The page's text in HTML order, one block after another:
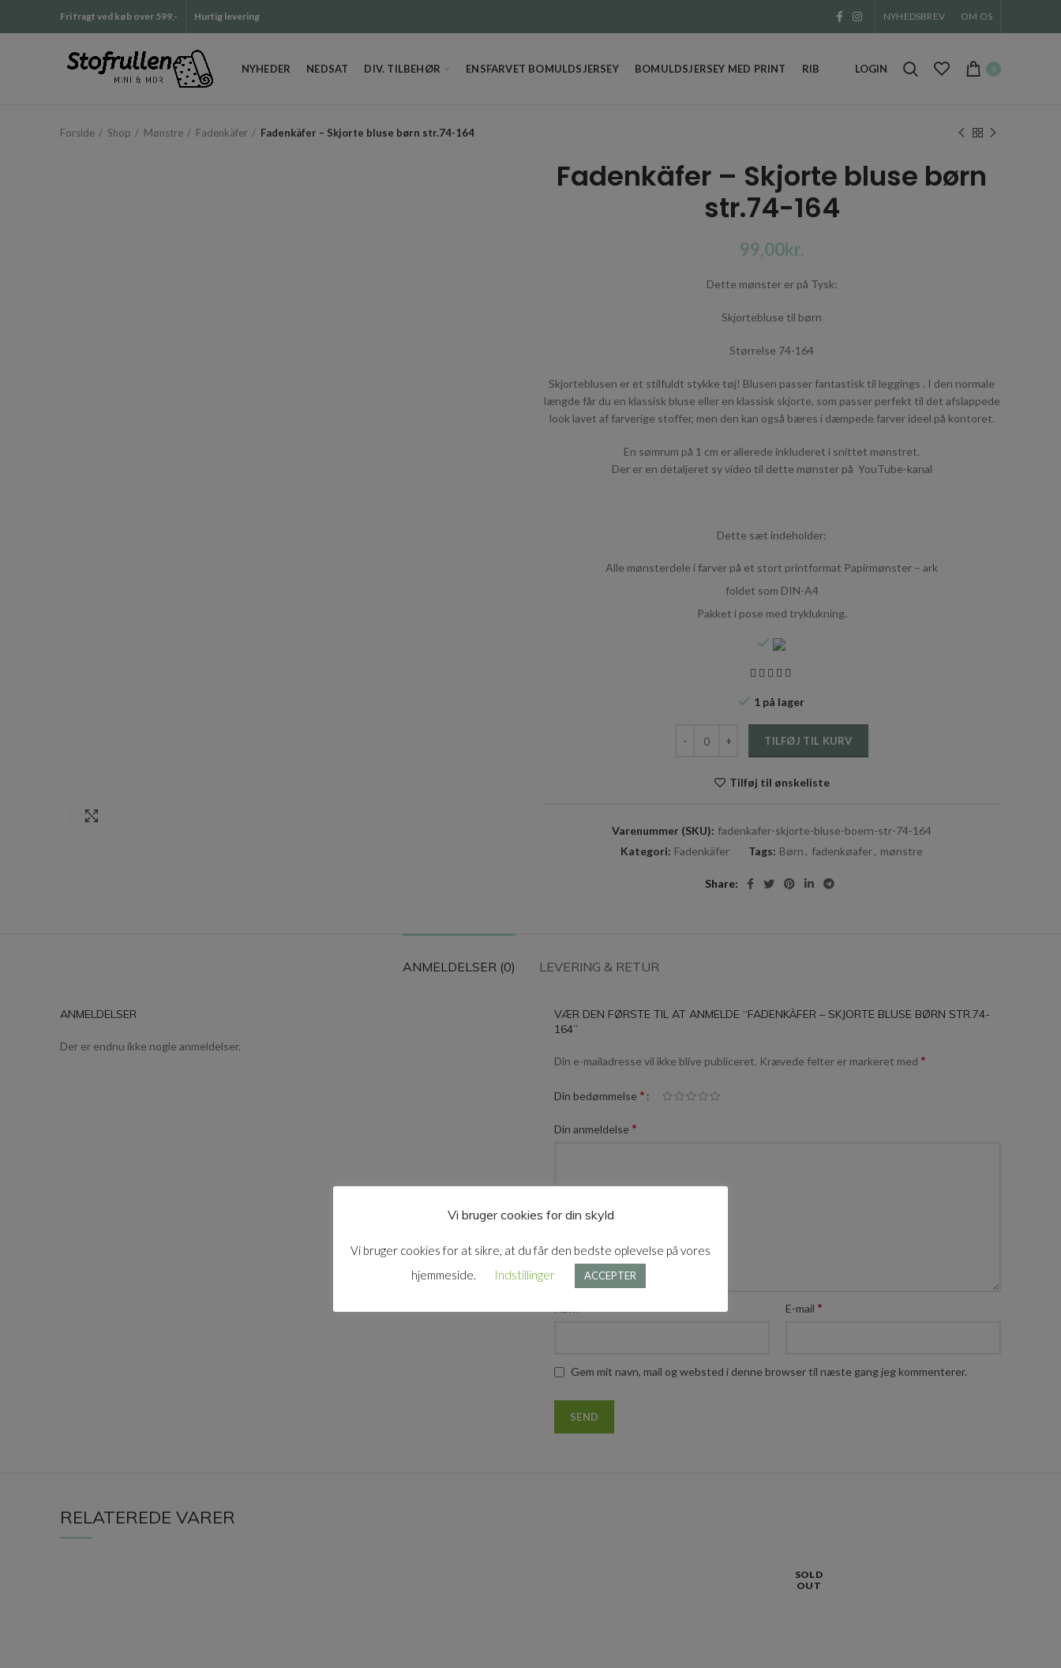
Fri fragt ved køb over 599,- Hurtig levering NYHEDSBREV OM OS
NYHEDER NEDSAT DIV. TILBEHØR ENSFARVET BOMULDSJERSEY BOMULDSJERSEY MED PRINT RIB LOGIN 0
Forside Shop Mønstre Fadenkäfer Fadenkäfer – Skjorte bluse børn str.74-164
Fadenkäfer – Skjorte bluse børn
str.74-164
kr.
Dette mønster er på Tysk:
Skjortebluse til børn
Størrelse 74-164
Skjorteblusen er et stilfuldt stykke tøj! Blusen passer fantastisk til leggings . I den normale
længde får du en klassisk bluse eller en klassisk skjorte, som passer perfekt til det afslappede
look lavet af farverige stoffer, men den kan også bæres i dæmpede farver ideel på kontoret.
En sømrum på 1 cm er allerede inkluderet i snittet mønstret.
Der er en detaljeret sy video til dette mønster på YouTube-kanal
Dette sæt indeholder:
Alle mønsterdele i farver på et stort printformat Papirmønster – ark
foldet som DIN-A4
Pakket i pose med tryklukning.
1 på lager
TILFØJ TIL KURV
Tilføj til ønskeliste
Varenummer (SKU): fadenkafer-skjorte-bluse-boern-str-74-164
Kategori: Fadenkäfer Tags: Børn, fadenkøafer, mønstre
Share
ANMELDELSER (0) LEVERING & RETUR
ANMELDELSER
Der er endnu ikke nogle anmeldelser.
VÆR DEN FØRSTE TIL AT ANMELDE “FADENKÄFER – SKJORTE BLUSE BØRN STR.74-
164”
Din e-mailadresse vil ikke blive publiceret. Krævede felter er markeret med *
Din bedømmelse *
Din anmeldelse *
E-mail *
Gem mit navn, mail og websted i denne browser til næste gang jeg kommenterer.
RELATEREDE VARER
SOLD
OUT
Vi bruger cookies for din skyld
Vi bruger cookies for at sikre, at du får den bedste oplevelse på vores
hjemmeside.
Indstillinger ACCEPTER